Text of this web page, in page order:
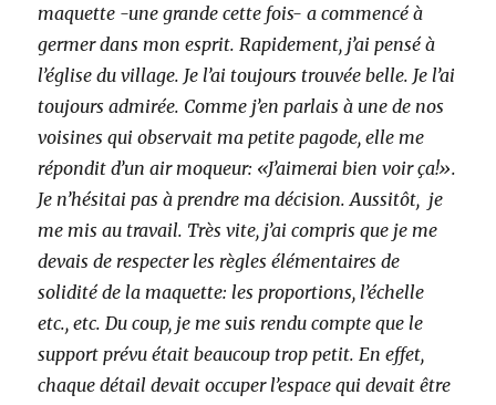
maquette -une grande cette fois- a commencé à
germer dans mon esprit. Rapidement, j’ai pensé à
l’église du village. Je l’ai toujours trouvée belle. Je l’ai
toujours admirée. Comme j’en parlais à une de nos
voisines qui observait ma petite pagode, elle me
répondit d’un air moqueur: «J’aimerai bien voir ça!».
Je n’hésitai pas à prendre ma décision. Aussitôt, je
me mis au travail. Très vite, j’ai compris que je me
devais de respecter les règles élémentaires de
solidité de la maquette: les proportions, l’échelle
etc., etc. Du coup, je me suis rendu compte que le
support prévu était beaucoup trop petit. En effet,
chaque détail devait occuper l’espace qui devait être